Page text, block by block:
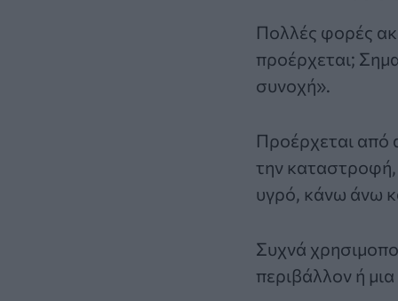
Πολλές φορές
προέρχεται;
συνοχή».
Προέρχεται από
την καταστροφή,
υγρό, κάνω άνω
Συχνά
περιβάλλον ή